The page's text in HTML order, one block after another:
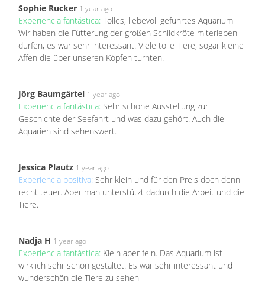
Sophie Rucker 1 year ago
Experiencia fantástica: Tolles, liebevoll geführtes Aquarium
Wir haben die Fütterung der großen Schildkröte miterleben
dürfen, es war sehr interessant. Viele tolle Tiere, sogar kleine
Affen die über unseren Köpfen turnten.
Jörg Baumgärtel 1 year ago
Experiencia fantástica: Sehr schöne Ausstellung zur
Geschichte der Seefahrt und was dazu gehört. Auch die
Aquarien sind sehenswert.
Jessica Plautz 1 year ago
Experiencia positiva: Sehr klein und für den Preis doch denn
recht teuer. Aber man unterstützt dadurch die Arbeit und die
Tiere.
Nadja H 1 year ago
Experiencia fantástica: Klein aber fein. Das Aquarium ist
wirklich sehr schön gestaltet. Es war sehr interessant und
wunderschön die Tiere zu sehen